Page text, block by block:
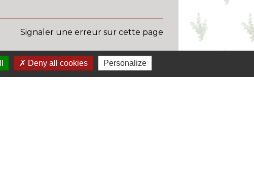
Signaler une erreur sur cette page
Deny all cookies Personalize